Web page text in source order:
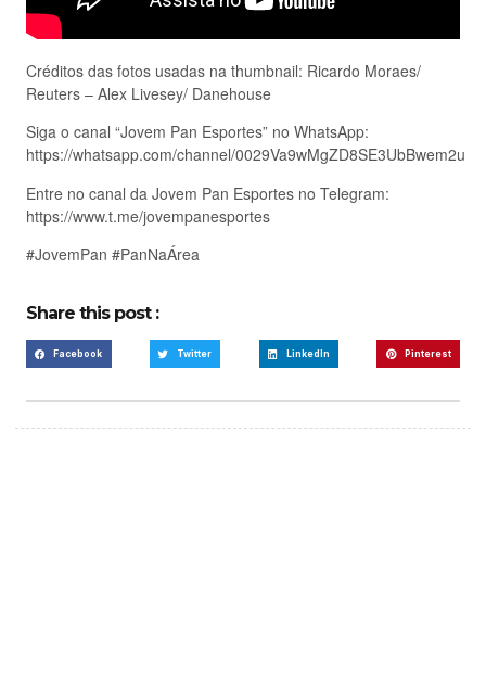
Créditos das fotos usadas na thumbnail: Ricardo Moraes/
Reuters – Alex Livesey/ Danehouse
Siga o canal “Jovem Pan Esportes” no WhatsApp:
https://whatsapp.com/channel/0029Va9wMgZD8SE3UbBwem2u
Entre no canal da Jovem Pan Esportes no Telegram:
https://www.t.me/jovempanesportes
#JovemPan #PanNaÁrea
Share this post :
Facebook Twitter LinkedIn Pinterest